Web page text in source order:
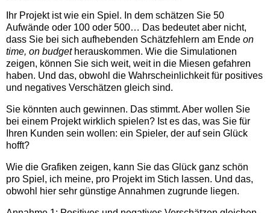
Ihr Projekt ist wie ein Spiel. In dem schätzen Sie 50
Aufwände oder 100 oder 500… Das bedeutet aber nicht,
dass Sie bei sich aufhebenden Schätzfehlern am Ende on
time, on budgetherauskommen. Wie die Simulationen
zeigen, können Sie sich weit, weit in die Miesen gefahren
haben. Und das, obwohl die Wahrscheinlichkeit für positives
und negatives Verschätzen gleich sind.
Sie könnten auch gewinnen. Das stimmt. Aber wollen Sie
bei einem Projekt wirklich spielen? Ist es das, was Sie für
Ihren Kunden sein wollen: ein Spieler, der auf sein Glück
hofft?
Wie die Grafiken zeigen, kann Sie das Glück ganz schön
pro Spiel, ich meine, pro Projekt im Stich lassen. Und das,
obwohl hier sehr günstige Annahmen zugrunde liegen.